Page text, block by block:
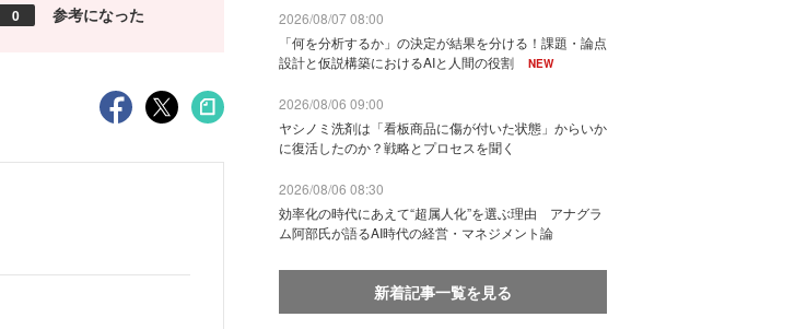
0 参考になった
2026/08/07 08:00
「何を分析するか」の決定が結果を分ける！課題・論点
設計と仮説構築におけるAIと人間の役割
NEW
2026/08/06 09:00
ヤシノミ洗剤は「看板商品に傷が付いた状態」からいか
に復活したのか？戦略とプロセスを聞く
2026/08/06 08:30
効率化の時代にあえて“超属人化”を選ぶ理由 アナグラ
ム阿部氏が語るAI時代の経営・マネジメント論
新着記事一覧を見る